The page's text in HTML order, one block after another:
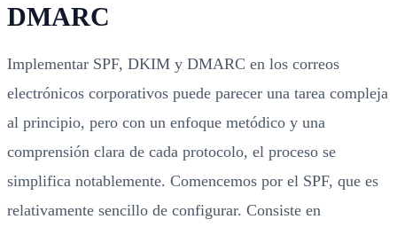
DMARC
Implementar SPF, DKIM y DMARC en los correos
electrónicos corporativos puede parecer una tarea compleja
al principio, pero con un enfoque metódico y una
comprensión clara de cada protocolo, el proceso se
simplifica notablemente. Comencemos por el SPF, que es
relativamente sencillo de configurar. Consiste en